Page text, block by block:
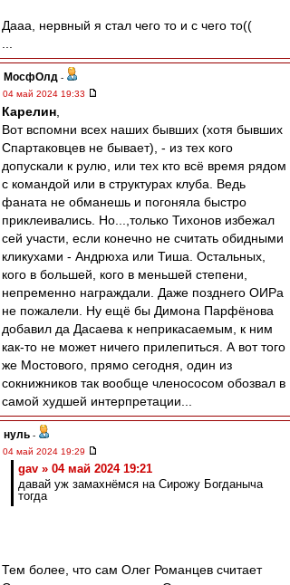
Дааа, нервный я стал чего то и с чего то((
МосфОлд -
04 май 2024 19:33
Карелин
Вот вспомни всех наших бывших (хотя бывших
Спартаковцев не бывает), - из тех кого
допускали к рулю, или тех кто всё время рядом
с командой или в структурах клуба. Ведь
фаната не обманешь и погоняла быстро
приклеивались. Но...,только Тихонов избежал
сей участи, если конечно не считать обидными
кликухами - Андрюха или Тиша. Остальных,
кого в большей, кого в меньшей степени,
непременно награждали. Даже позднего ОИРа
не пожалели. Ну ещё бы Димона Парфёнова
добавил да Дасаева к неприкасаемым, к ним
как-то не может ничего прилепиться. А вот того
же Мостового, прямо сегодня, один из
сокнижников так вообще членососом обозвал в
самой худшей интерпретации...
нуль -
04 май 2024 19:29
gav » 04 май 2024 19:21
давай уж замахнёмся на Сирожу Богданыча
тогда
Тем более, что сам Олег Романцев считает